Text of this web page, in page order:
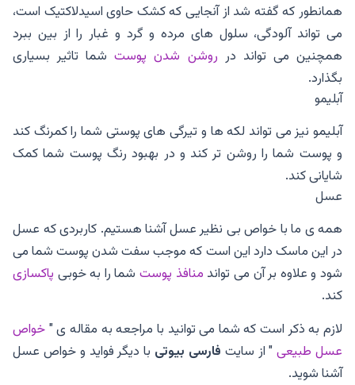
همانطور که گفته شد از آنجایی که کشک حاوی اسیدلاکتیک است،
می تواند آلودگی، سلول های مرده و گرد و غبار را از بین ببرد
همچنین می تواند در روشن شدن پوستشما تاثیر بسیاری
بگذارد.
آبلیمو
آبلیمو نیز می تواند لکه ها و تیرگی های پوستی شما را کمرنگ کند
و پوست شما را روشن تر کند و در بهبود رنگ پوست شما کمک
شایانی کند.
عسل
همه ی ما با خواص بی نظیر عسل آشنا هستیم. کاربردی که عسل
در این ماسک دارد این است که موجب سفت شدن پوست شما می
شود و علاوه بر آن می تواند منافذ پوستشما را به خوبی پاکسازی
کند.
لازم به ذکر است که شما می توانید با مراجعه به مقاله ی "خواص
عسل طبیعی" از سایت فارسی بیوتی با دیگر فواید و خواص عسل
آشنا شوید.